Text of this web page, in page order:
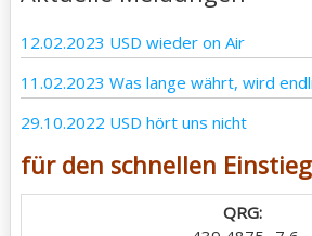
12.02.2023 USD wieder on Air
11.02.2023 Was lange währt, wird
29.10.2022 USD hört uns nicht
für den schnellen Einstieg
QRG: